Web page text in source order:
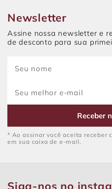
Newsletter
Assine nossa newsletter e
de desconto para sua
Receber
* Ao assinar você aceita receber
em sua caixa de e-mail.
Siga-nos no